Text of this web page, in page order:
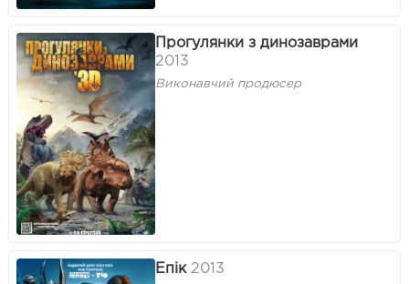
Прогулянки з динозаврами
2013
Виконавчий продюсер
Епік 2013